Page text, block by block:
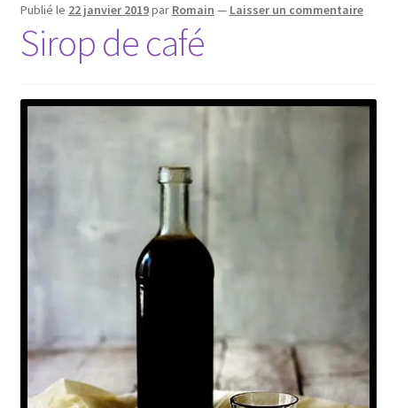
Publié le 22 janvier 2019par Romain — Laisser un commentaire
Sirop de café